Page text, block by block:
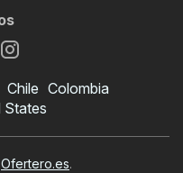
Chile Colombia
States
Ofertero.es.